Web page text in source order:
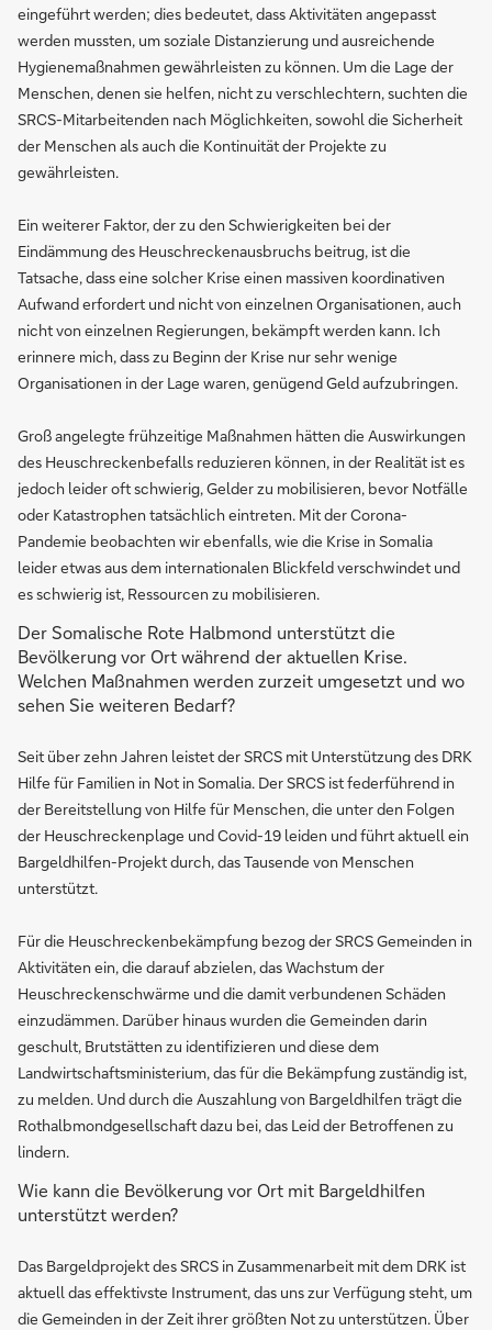
eingeführt werden; dies bedeutet, dass Aktivitäten angepasst
werden mussten, um soziale Distanzierung und ausreichende
Hygienemaßnahmen gewährleisten zu können. Um die Lage der
Menschen, denen sie helfen, nicht zu verschlechtern, suchten die
SRCS-Mitarbeitenden nach Möglichkeiten, sowohl die Sicherheit
der Menschen als auch die Kontinuität der Projekte zu
gewährleisten.
Ein weiterer Faktor, der zu den Schwierigkeiten bei der
Eindämmung des Heuschreckenausbruchs beitrug, ist die
Tatsache, dass eine solcher Krise einen massiven koordinativen
Aufwand erfordert und nicht von einzelnen Organisationen, auch
nicht von einzelnen Regierungen, bekämpft werden kann. Ich
erinnere mich, dass zu Beginn der Krise nur sehr wenige
Organisationen in der Lage waren, genügend Geld aufzubringen.
Groß angelegte frühzeitige Maßnahmen hätten die Auswirkungen
des Heuschreckenbefalls reduzieren können, in der Realität ist es
jedoch leider oft schwierig, Gelder zu mobilisieren, bevor Notfälle
oder Katastrophen tatsächlich eintreten. Mit der Corona-
Pandemie beobachten wir ebenfalls, wie die Krise in Somalia
leider etwas aus dem internationalen Blickfeld verschwindet und
es schwierig ist, Ressourcen zu mobilisieren.
Der Somalische Rote Halbmond unterstützt die
Bevölkerung vor Ort während der aktuellen Krise.
Welchen Maßnahmen werden zurzeit umgesetzt und wo
sehen Sie weiteren Bedarf?
Seit über zehn Jahren leistet der SRCS mit Unterstützung des DRK
Hilfe für Familien in Not in Somalia. Der SRCS ist federführend in
der Bereitstellung von Hilfe für Menschen, die unter den Folgen
der Heuschreckenplage und Covid-19 leiden und führt aktuell ein
Bargeldhilfen-Projekt durch, das Tausende von Menschen
unterstützt.
Für die Heuschreckenbekämpfung bezog der SRCS Gemeinden in
Aktivitäten ein, die darauf abzielen, das Wachstum der
Heuschreckenschwärme und die damit verbundenen Schäden
einzudämmen. Darüber hinaus wurden die Gemeinden darin
geschult, Brutstätten zu identifizieren und diese dem
Landwirtschaftsministerium, das für die Bekämpfung zuständig ist,
zu melden. Und durch die Auszahlung von Bargeldhilfen trägt die
Rothalbmondgesellschaft dazu bei, das Leid der Betroffenen zu
lindern.
Wie kann die Bevölkerung vor Ort mit Bargeldhilfen
unterstützt werden?
Das Bargeldprojekt des SRCS in Zusammenarbeit mit dem DRK ist
aktuell das effektivste Instrument, das uns zur Verfügung steht, um
die Gemeinden in der Zeit ihrer größten Not zu unterstützen. Über